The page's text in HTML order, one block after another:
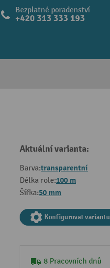
Bezplatné poradenství
+420 313 333 193
Aktuální varianta:
Barva:transparentní
Délka role:100 m
Šířka:50 mm
Konfigurovat variantu
8 Pracovních dnů